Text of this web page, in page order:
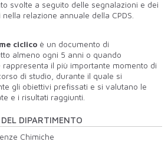
svolte a seguito delle segnalazioni e dei
relazione annuale della CPDS.
ciclico è un documento di
almeno ogni 5 anni o quando
rappresenta il più importante momento di
di studio, durante il quale si
gli obiettivi prefissati e si valutano le
e i risultati raggiunti.
DIPARTIMENTO
Chimiche